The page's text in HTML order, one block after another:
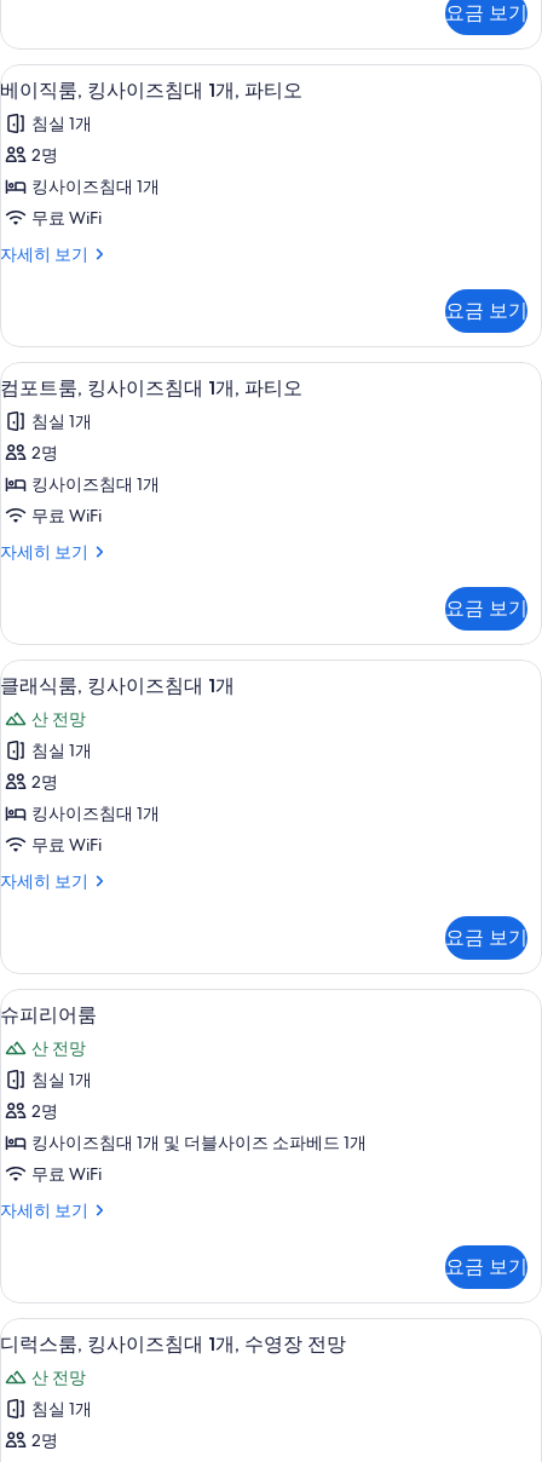
기
즈
침
대
개,
수
영
장
사
진
모
두
보
기
룸,
킹
사
이
즈
침
개,
영
자
세
히
보
기
요금 보기
베
이
직
룸,
킹
이
침
대
1
개,
파
티
오
사
두
보
기
고급 침구, 객실 내 금고, 다리미/다리
3
베이직룸, 킹사이즈침대 1개, 파티오
침실 1개
2명
킹사이즈침대 1개
무료 WiFi
자세히 보기
베
킹
사
이
즈
침
대
개,
파
오
보
기
요금 보기
컴
포
트
룸,
킹
이
침
대
1
개,
파
티
오
사
진
보
기
고급 침구, 객실 내 금고, 다리미/다리
4
컴포트룸, 킹사이즈침대 1개, 파티오
침실 1개
2명
킹사이즈침대 1개
무료 WiFi
자세히 보기
컴
킹
사
이
침
대
개,
파
티
오
자
기
요금 보기
클
래
식
룸,
킹
사
즈
대
개
사
진
모
두
보
기
클래식룸, 킹사이즈침대 1개 | 고급 침
2
클래식룸, 킹사이즈침대 1개
산 전망
침실 1개
2명
킹사이즈침대 1개
무료 WiFi
자세히 보기
클
킹
사
이
즈
침
대
개
자
세
히
보
요금 보기
슈
피
리
어
룸
사
모
보
기
고급 침구, 객실 내 금고, 다리미/다리
3
슈피리어룸
산 전망
침실 1개
2명
킹사이즈침대 1개 및 더블사이즈 소파베드 1개
무료 WiFi
자세히 보기
슈
룸
자
세
히
보
기
요금 보기
디
럭
스
룸,
디럭스룸, 킹사이즈침대 1개, 수영장
3
디럭스룸, 킹사이즈침대 1개, 수영장 전망
산 전망
침실 1개
2명